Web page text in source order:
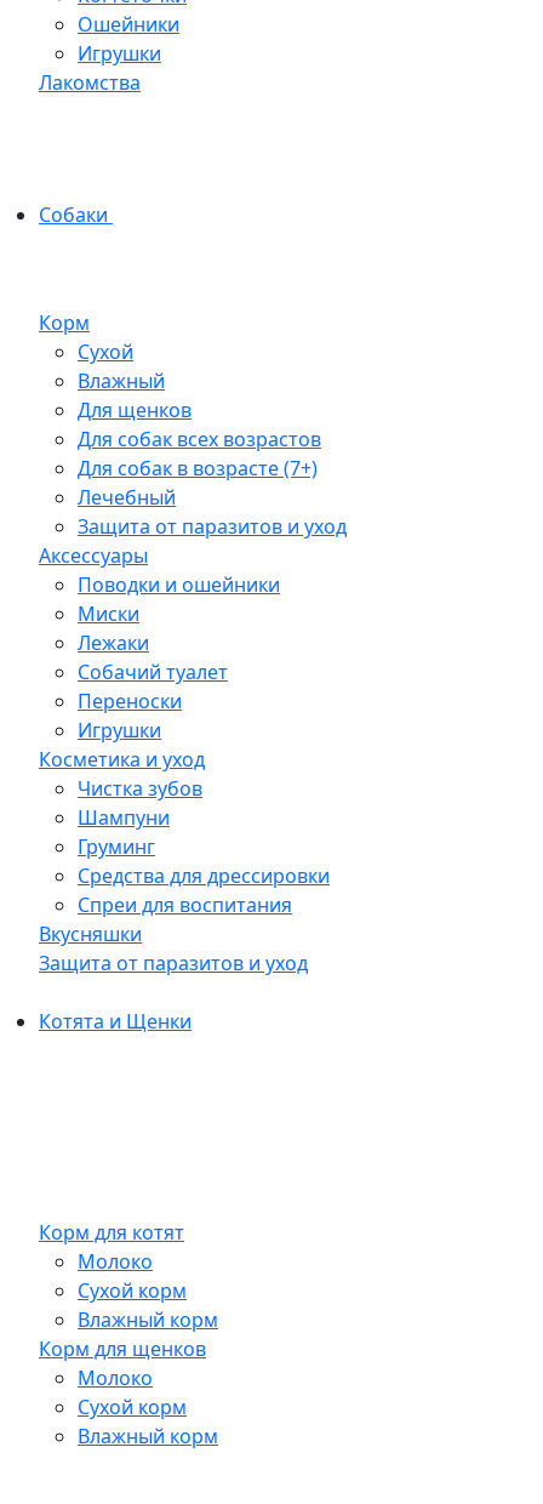
Ошейники
Игрушки
Лакомства
Собаки
Корм
Сухой
Влажный
Для щенков
Для собак всех возрастов
Для собак в возрасте (7+)
Лечебный
Защита от паразитов и уход
Аксессуары
Поводки и ошейники
Миски
Лежаки
Собачий туалет
Переноски
Игрушки
Косметика и уход
Чистка зубов
Шампуни
Груминг
Средства для дрессировки
Спреи для воспитания
Вкусняшки
Защита от паразитов и уход
Котята и Щенки
Корм для котят
Молоко
Сухой корм
Влажный корм
Корм для щенков
Молоко
Сухой корм
Влажный корм